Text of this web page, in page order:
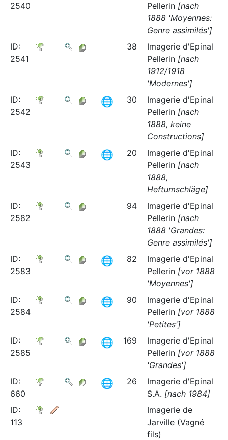
2540
Pellerin [nach
1888 'Moyennes:
Genre assimilés']
ID:
2541
38
Imagerie d'Epinal
Pellerin [nach
1912/1918
'Modernes']
ID:
2542
30
Imagerie d'Epinal
Pellerin [nach
1888, keine
Constructions]
ID:
2543
20
Imagerie d'Epinal
Pellerin [nach
1888,
Heftumschläge]
ID:
2582
94
Imagerie d'Epinal
Pellerin [nach
1888 'Grandes:
Genre assimilés']
ID:
2583
82
Imagerie d'Epinal
Pellerin [vor 1888
'Moyennes']
ID:
2584
90
Imagerie d'Epinal
Pellerin [vor 1888
'Petites']
ID:
2585
169
Imagerie d'Epinal
Pellerin [vor 1888
'Grandes']
ID:
660
26
Imagerie d'Epinal
S.A. [nach 1984]
ID:
113
Imagerie de
Jarville (Vagné
fils)